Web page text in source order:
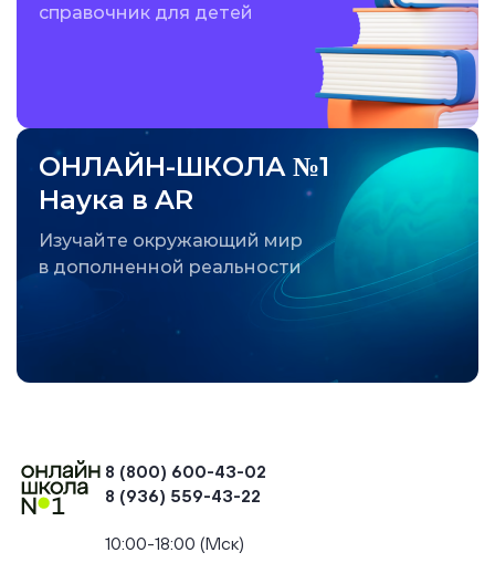
справочник для детей
ОНЛАЙН-ШКОЛА №1
Наука в AR
Изучайте окружающий мир
в дополненной реальности
8 (800) 600-43-02
8 (936) 559-43-22
10:00-18:00 (Мск)